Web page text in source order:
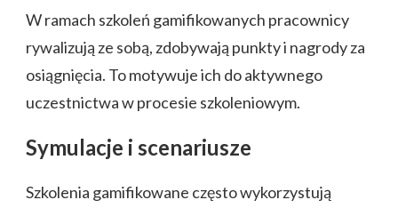
W ramach szkoleń gamifikowanych pracownicy
rywalizują ze sobą, zdobywają punkty i nagrody za
osiągnięcia. To motywuje ich do aktywnego
uczestnictwa w procesie szkoleniowym.
Symulacje i scenariusze
Szkolenia gamifikowane często wykorzystują